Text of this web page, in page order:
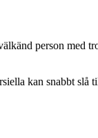
person med
kan snabbt slå